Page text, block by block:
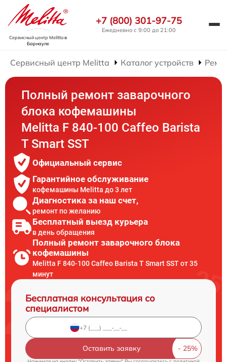
Сервисный центр Melittaв
Барнауле
+7 (800) 301-97-75
Ежедневно с 9:00 до 21:00
Сервисный центр Melitta Каталог устройств
Полный ремонт заварочного
блока кофемашины
Melitta F 840-100 Caffeo Barista
T Smart SST
Официальный сервис
Гарантийное обслуживание
кофемашины Melitta до 3 лет
Диагностика за наш счет,
ремонт по желанию
Бесплатный выезд курьера
в день обращения
Полный ремонт заварочного блока
кофемашины
Melitta F 840-100 Caffeo Barista T Smart SST от 35
минут
Бесплатная консультация со
специалистом
Оставить заявку